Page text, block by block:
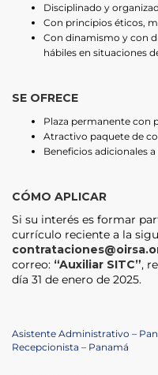
Disciplinado y
Con principios éticos,
Con dinamismo y con
hábiles en situaciones
SE OFRECE
Plaza permanente con
Atractivo paquete de
Beneficios adicionales a
CÓMO APLICAR
Si su interés es formar
currículo reciente a la
correo: “Auxiliar SITC”,
día 31 de enero de 2025.
Navegación
Previous
Post
Asistente Administrativo –
Next
Recepcionista – Panamá